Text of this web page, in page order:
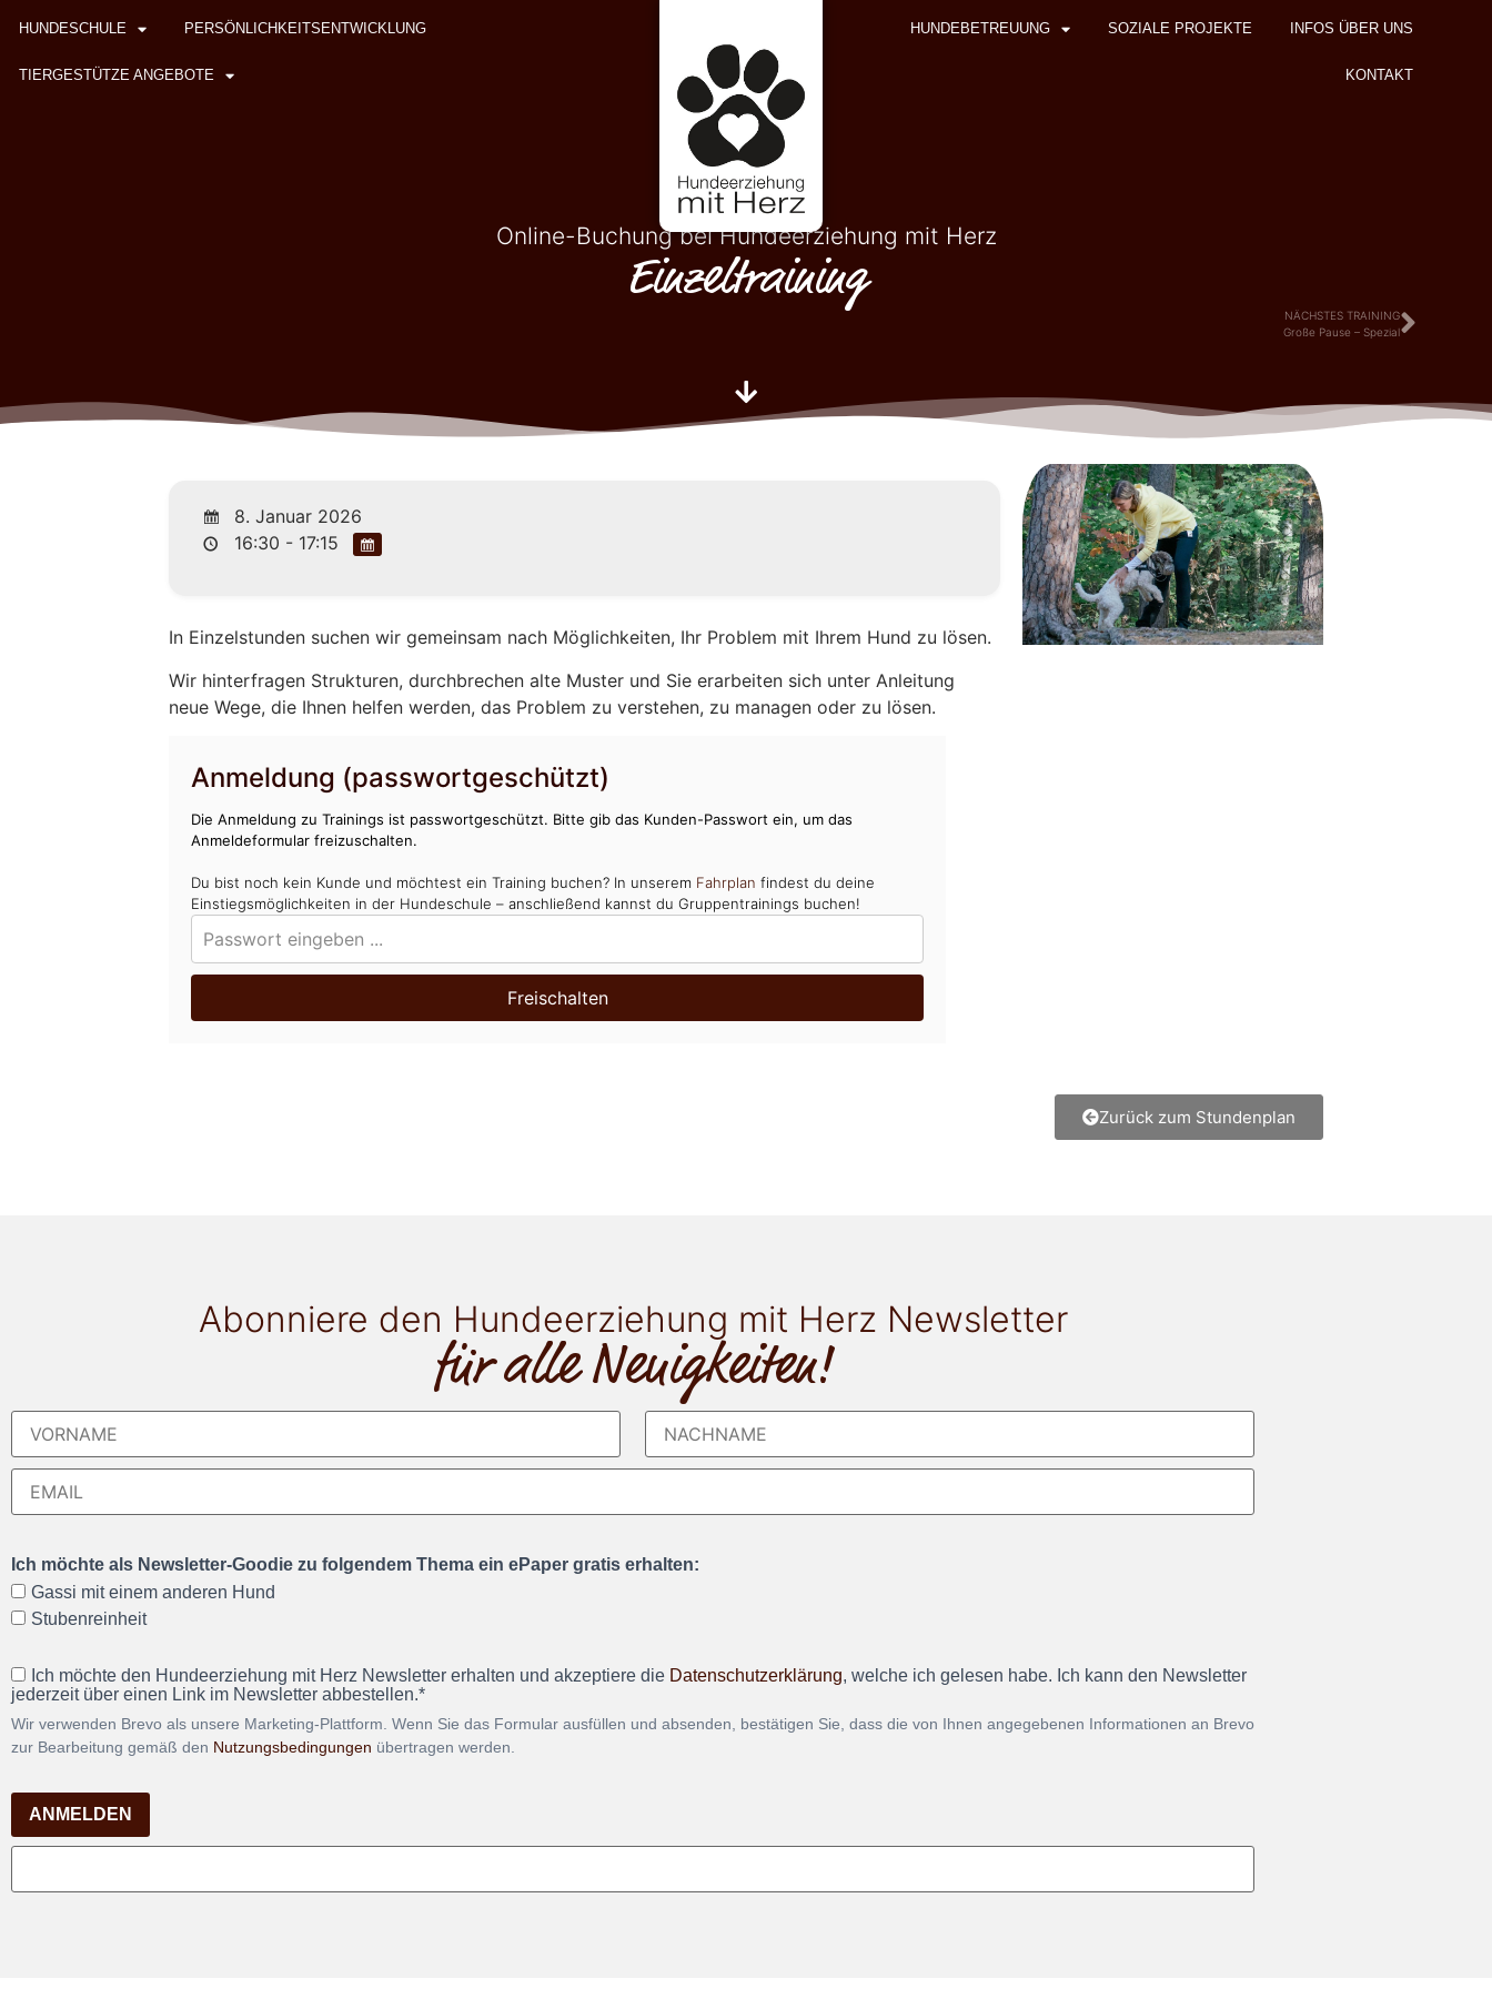
HUNDESCHULE PERSÖNLICHKEITSENTWICKLUNG
TIERGESTÜTZE ANGEBOTE
HUNDEBETREUUNG SOZIALE PROJEKTE INFOS ÜBER UNS
KONTAKT
Online-Buchung bei Hundeerziehung mit Herz
Einzeltraining
NÄCHSTES TRAINING
Große Pause – Spezial
8. Januar 2026
16:30 - 17:15
In Einzelstunden suchen wir gemeinsam nach Möglichkeiten, Ihr Problem mit Ihrem Hund zu lösen.
Wir hinterfragen Strukturen, durchbrechen alte Muster und Sie erarbeiten sich unter Anleitung
neue Wege, die Ihnen helfen werden, das Problem zu verstehen, zu managen oder zu lösen.
Anmeldung (passwortgeschützt)
Die Anmeldung zu Trainings ist passwortgeschützt. Bitte gib das Kunden-Passwort ein, um das
Anmeldeformular freizuschalten.
Du bist noch kein Kunde und möchtest ein Training buchen? In unserem Fahrplan findest du deine
Einstiegsmöglichkeiten in der Hundeschule – anschließend kannst du Gruppentrainings buchen!
Freischalten
Zurück zum Stundenplan
Abonniere den Hundeerziehung mit Herz Newsletter
für alle Neuigkeiten!
Ich möchte als Newsletter-Goodie zu folgendem Thema ein ePaper gratis erhalten:
Gassi mit einem anderen Hund
Stubenreinheit
Ich möchte den Hundeerziehung mit Herz Newsletter erhalten und akzeptiere die Datenschutzerklärung, welche ich gelesen habe. Ich kann den Newsletter
jederzeit über einen Link im Newsletter abbestellen.*
Wir verwenden Brevo als unsere Marketing-Plattform. Wenn Sie das Formular ausfüllen und absenden, bestätigen Sie, dass die von Ihnen angegebenen Informationen an Brevo
zur Bearbeitung gemäß den Nutzungsbedingungen übertragen werden.
ANMELDEN